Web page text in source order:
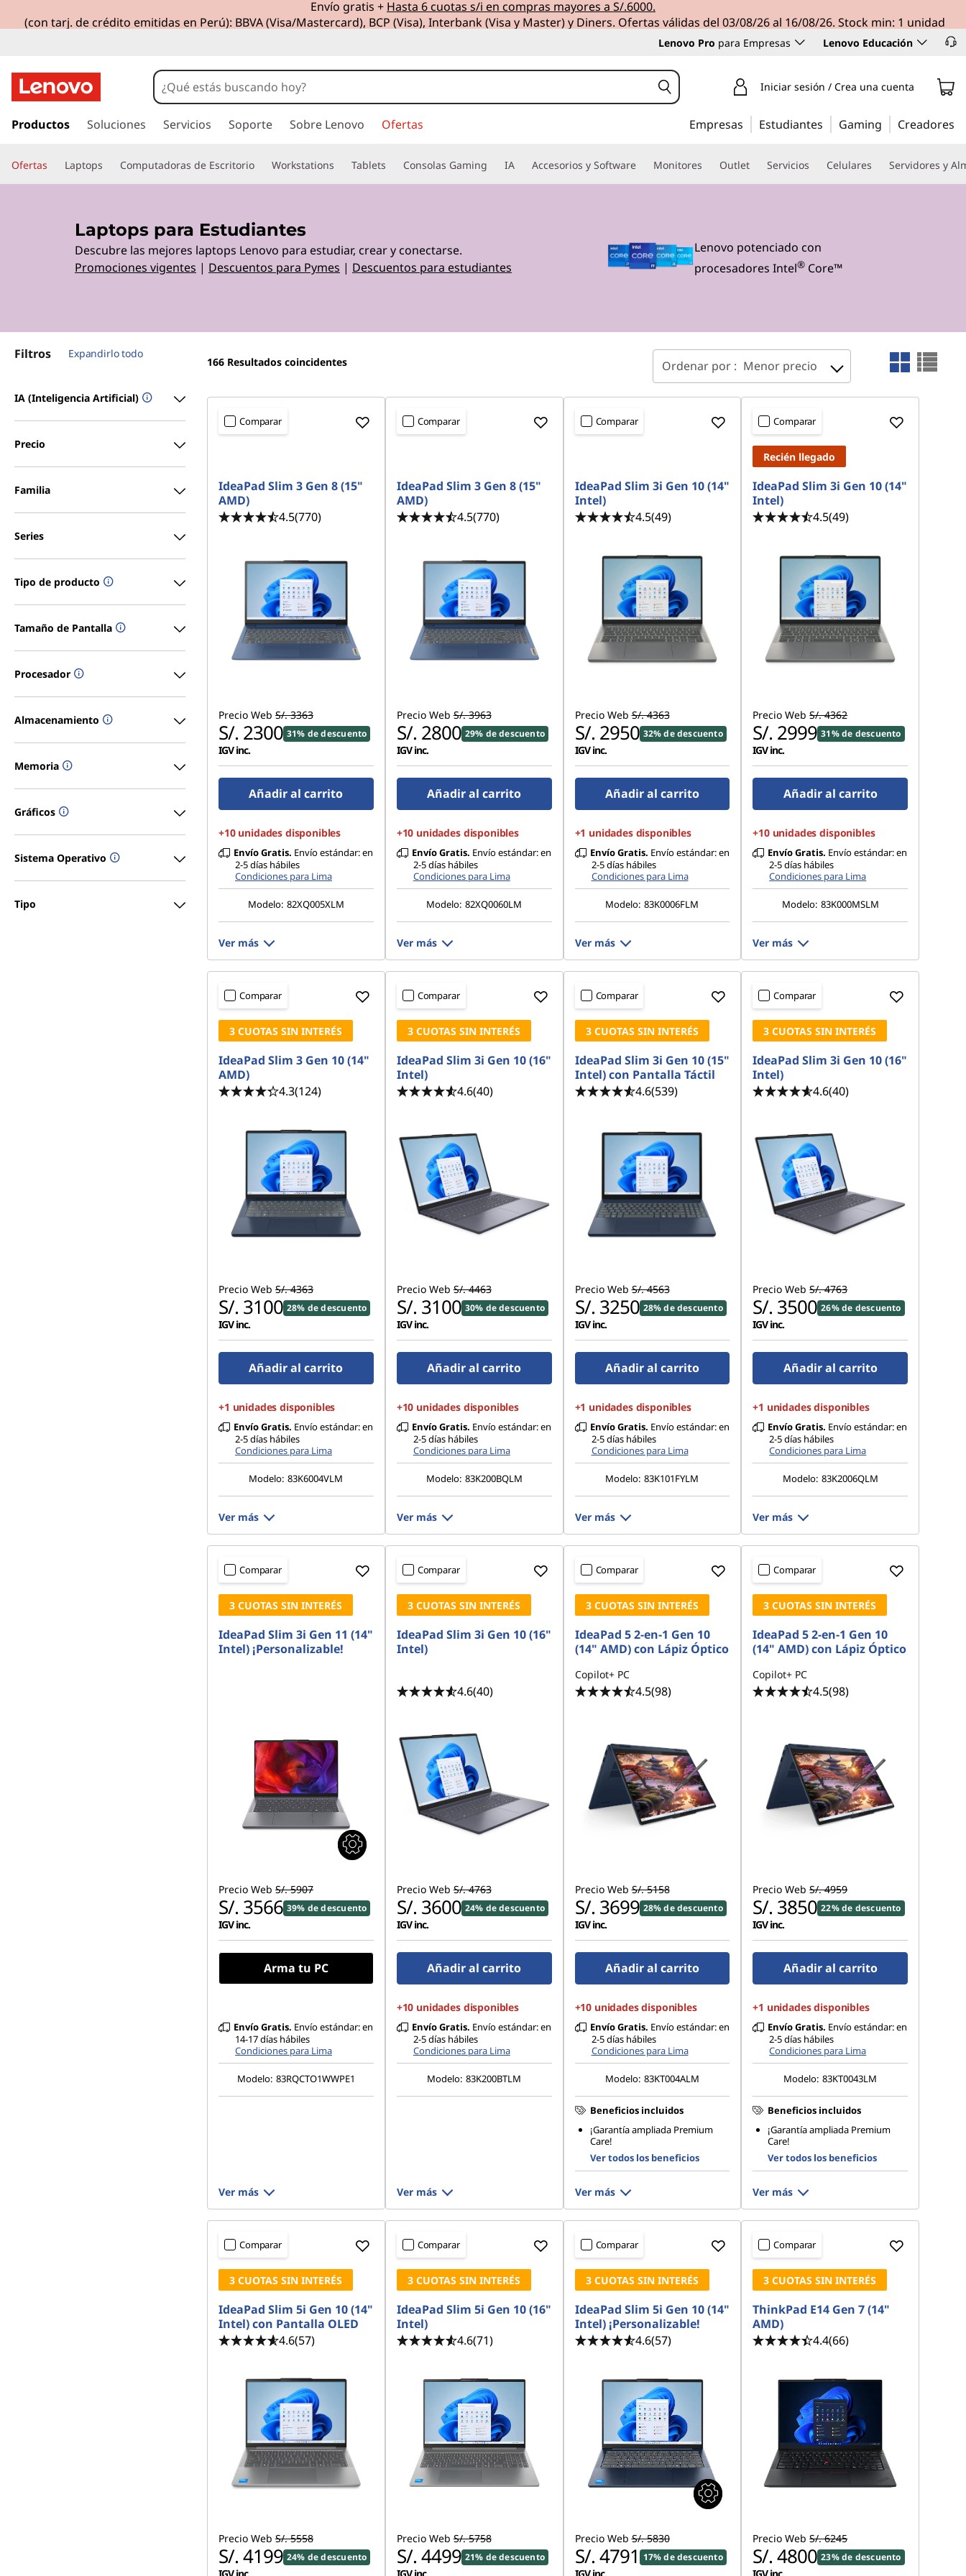
p
o
p
a
n
Envío gratis + Hasta 6 cuotas s/i en compras mayores a S/.6000.
(con tarj. de crédito emitidas en Perú): BBVA (Visa/Mastercard), BCP (Visa), Interbank (Visa y Master) y Diners. Ofertas válidas del 03/08/26 al 16/08/26. Stock min: 1 unidad
Lenovo Pro para Empresas Lenovo Educación
r
c
o
r
n
a
Iniciar sesión / Crea una cuenta
Productos Soluciones Servicios Soporte Sobre Lenovo Ofertas Empresas Estudiantes Gaming Creadores
Ofertas Laptops Computadoras de Escritorio Workstations Tablets Consolas Gaming IA Accesorios y Software Monitores Outlet Servicios Celulares Servidores y
Laptops para Estudiantes
Descubre las mejores laptops Lenovo para estudiar, crear y conectarse.
Promociones vigentes | Descuentos para Pymes | Descuentos para estudiantes
Lenovo potenciado con
procesadores Intel®Core™
Filtros Expandirlo todo
IA (Inteligencia Artificial)
Precio
Familia
Series
Tipo de producto
Tamaño de Pantalla
Procesador
Almacenamiento
Memoria
Gráficos
Sistema Operativo
Tipo
166 Resultados coincidentes Ordenar por : Menor precio
Comparar
IdeaPad Slim 3 Gen 8 (15"
AMD)
4.5(770)
Precio Web S/. 3363
S/. 2300 31% de descuento
IGV inc.
Añadir al carrito
+10 unidades disponibles
Envío Gratis. Envío estándar: en
2-5 días hábiles
Condiciones para Lima
Modelo: 82XQ005XLM
Ver más
Comparar
IdeaPad Slim 3 Gen 8 (15"
AMD)
4.5(770)
Precio Web S/. 3963
S/. 2800 29% de descuento
IGV inc.
Añadir al carrito
+10 unidades disponibles
Envío Gratis. Envío estándar: en
2-5 días hábiles
Condiciones para Lima
Modelo: 82XQ0060LM
Ver más
Comparar
IdeaPad Slim 3i Gen 10 (14"
Intel)
4.5(49)
Precio Web S/. 4363
S/. 2950 32% de descuento
IGV inc.
Añadir al carrito
+1 unidades disponibles
Envío Gratis. Envío estándar: en
2-5 días hábiles
Condiciones para Lima
Modelo: 83K0006FLM
Ver más
Comparar
Recién llegado
IdeaPad Slim 3i Gen 10 (14"
Intel)
4.5(49)
Precio Web S/. 4362
S/. 2999 31% de descuento
IGV inc.
Añadir al carrito
+10 unidades disponibles
Envío Gratis. Envío estándar: en
2-5 días hábiles
Condiciones para Lima
Modelo: 83K000MSLM
Ver más
Comparar
3 CUOTAS SIN INTERÉS
IdeaPad Slim 3 Gen 10 (14"
AMD)
4.3(124)
Precio Web S/. 4363
S/. 3100 28% de descuento
IGV inc.
Añadir al carrito
+1 unidades disponibles
Envío Gratis. Envío estándar: en
2-5 días hábiles
Condiciones para Lima
Modelo: 83K6004VLM
Ver más
Comparar
3 CUOTAS SIN INTERÉS
IdeaPad Slim 3i Gen 10 (16"
Intel)
4.6(40)
Precio Web S/. 4463
S/. 3100 30% de descuento
IGV inc.
Añadir al carrito
+10 unidades disponibles
Envío Gratis. Envío estándar: en
2-5 días hábiles
Condiciones para Lima
Modelo: 83K200BQLM
Ver más
Comparar
3 CUOTAS SIN INTERÉS
IdeaPad Slim 3i Gen 10 (15"
Intel) con Pantalla Táctil
4.6(539)
Precio Web S/. 4563
S/. 3250 28% de descuento
IGV inc.
Añadir al carrito
+1 unidades disponibles
Envío Gratis. Envío estándar: en
2-5 días hábiles
Condiciones para Lima
Modelo: 83K101FYLM
Ver más
Comparar
3 CUOTAS SIN INTERÉS
IdeaPad Slim 3i Gen 10 (16"
Intel)
4.6(40)
Precio Web S/. 4763
S/. 3500 26% de descuento
IGV inc.
Añadir al carrito
+1 unidades disponibles
Envío Gratis. Envío estándar: en
2-5 días hábiles
Condiciones para Lima
Modelo: 83K2006QLM
Ver más
Comparar
3 CUOTAS SIN INTERÉS
IdeaPad Slim 3i Gen 11 (14"
Intel) ¡Personalizable!
Precio Web S/. 5907
S/. 3566 39% de descuento
IGV inc.
Arma tu PC
Envío Gratis. Envío estándar: en
14-17 días hábiles
Condiciones para Lima
Modelo: 83RQCTO1WWPE1
Ver más
Comparar
3 CUOTAS SIN INTERÉS
IdeaPad Slim 3i Gen 10 (16"
Intel)
4.6(40)
Precio Web S/. 4763
S/. 3600 24% de descuento
IGV inc.
Añadir al carrito
+10 unidades disponibles
Envío Gratis. Envío estándar: en
2-5 días hábiles
Condiciones para Lima
Modelo: 83K200BTLM
Ver más
Comparar
3 CUOTAS SIN INTERÉS
IdeaPad 5 2-en-1 Gen 10
(14" AMD) con Lápiz Óptico
Copilot+ PC
4.5(98)
Precio Web S/. 5158
S/. 3699 28% de descuento
IGV inc.
Añadir al carrito
+10 unidades disponibles
Envío Gratis. Envío estándar: en
2-5 días hábiles
Condiciones para Lima
Modelo: 83KT004ALM
Beneficios incluidos
¡Garantía ampliada Premium
Care!
Ver todos los beneficios
Ver más
Comparar
3 CUOTAS SIN INTERÉS
IdeaPad 5 2-en-1 Gen 10
(14" AMD) con Lápiz Óptico
Copilot+ PC
4.5(98)
Precio Web S/. 4959
S/. 3850 22% de descuento
IGV inc.
Añadir al carrito
+1 unidades disponibles
Envío Gratis. Envío estándar: en
2-5 días hábiles
Condiciones para Lima
Modelo: 83KT0043LM
Beneficios incluidos
¡Garantía ampliada Premium
Care!
Ver todos los beneficios
Ver más
Comparar
3 CUOTAS SIN INTERÉS
IdeaPad Slim 5i Gen 10 (14"
Intel) con Pantalla OLED
4.6(57)
Precio Web S/. 5558
S/. 4199 24% de descuento
IGV inc.
Comparar
3 CUOTAS SIN INTERÉS
IdeaPad Slim 5i Gen 10 (16"
Intel)
4.6(71)
Precio Web S/. 5758
S/. 4499 21% de descuento
IGV inc.
Comparar
3 CUOTAS SIN INTERÉS
IdeaPad Slim 5i Gen 10 (14"
Intel) ¡Personalizable!
4.6(57)
Precio Web S/. 5830
S/. 4791 17% de descuento
IGV inc.
Comparar
3 CUOTAS SIN INTERÉS
ThinkPad E14 Gen 7 (14"
AMD)
4.4(66)
Precio Web S/. 6245
S/. 4800 23% de descuento
IGV inc.